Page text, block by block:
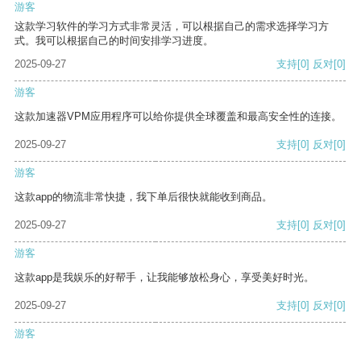
游客
这款学习软件的学习方式非常灵活，可以根据自己的需求选择学习方
式。我可以根据自己的时间安排学习进度。
2025-09-27
支持[0] 反对[0]
游客
这款加速器VPM应用程序可以给你提供全球覆盖和最高安全性的连接。
2025-09-27 支持[0] 反对[0]
游客
这款app的物流非常快捷，我下单后很快就能收到商品。
2025-09-27 支持[0] 反对[0]
游客
这款app是我娱乐的好帮手，让我能够放松身心，享受美好时光。
2025-09-27 支持[0] 反对[0]
游客